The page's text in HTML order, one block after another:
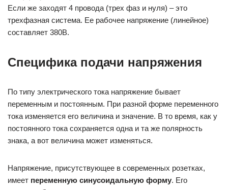
Если же заходят 4 провода (трех фаз и нуля) – это
трехфазная система. Ее рабочее напряжение (линейное)
составляет 380B.
Специфика подачи напряжения
По типу электрического тока напряжение бывает
переменным и постоянным. При разной форме переменного
тока изменяется его величина и значение. В то время, как у
постоянного тока сохраняется одна и та же полярность
знака, а вот величина может изменяться.
Напряжение, присутствующее в современных розетках,
имеет переменную синусоидальную форму. Его